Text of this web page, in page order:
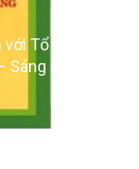
chào mừng